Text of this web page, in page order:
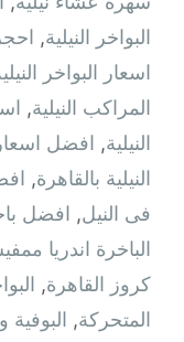
البواخر النيلية,
اسعار البواخر
المراكب النيلية,
النيلية, افضل
النيلية بالقاهرة,
فى النيل, افضل
الباخرة اندريا
كروز القاهرة,
المتحركة,